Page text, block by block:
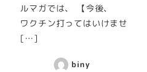
ルマガでは、 【今後、
ワクチン打ってはいけませ
[…]
biny